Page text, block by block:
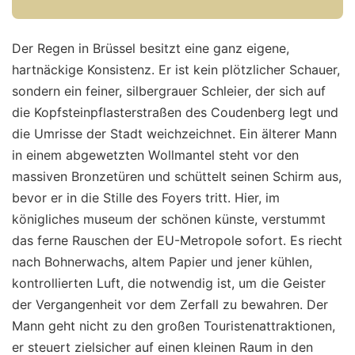
Der Regen in Brüssel besitzt eine ganz eigene,
hartnäckige Konsistenz. Er ist kein plötzlicher Schauer,
sondern ein feiner, silbergrauer Schleier, der sich auf
die Kopfsteinpflasterstraßen des Coudenberg legt und
die Umrisse der Stadt weichzeichnet. Ein älterer Mann
in einem abgewetzten Wollmantel steht vor den
massiven Bronzetüren und schüttelt seinen Schirm aus,
bevor er in die Stille des Foyers tritt. Hier, im
königliches museum der schönen künste, verstummt
das ferne Rauschen der EU-Metropole sofort. Es riecht
nach Bohnerwachs, altem Papier und jener kühlen,
kontrollierten Luft, die notwendig ist, um die Geister
der Vergangenheit vor dem Zerfall zu bewahren. Der
Mann geht nicht zu den großen Touristenattraktionen,
er steuert zielsicher auf einen kleinen Raum in den